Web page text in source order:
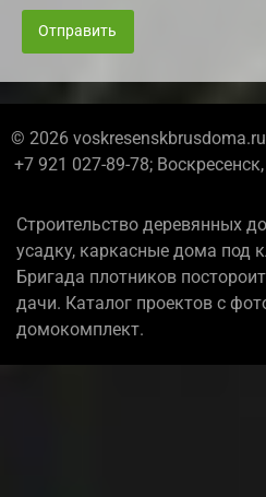
Отправить
© 2026 voskresenskbrusdoma.ru
+7 921 027-89-78;
Строительство деревянных
усадку, каркасные дома под
Бригада плотников
дачи. Каталог проектов с
домокомплект.